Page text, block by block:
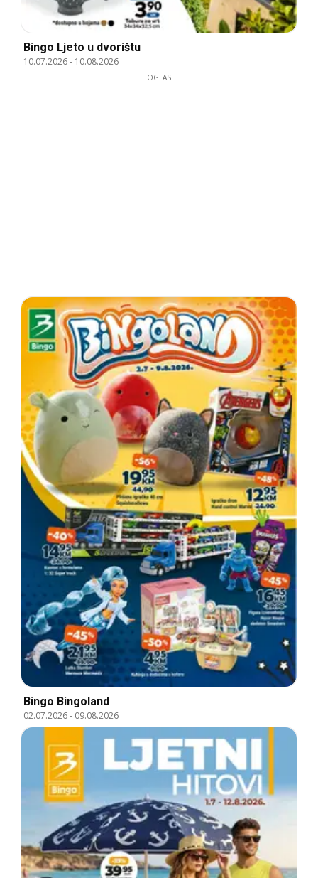
Bingo Ljeto u dvorištu
10.07.2026- 10.08.2026
OGLAS
Bingo Bingoland
02.07.2026- 09.08.2026